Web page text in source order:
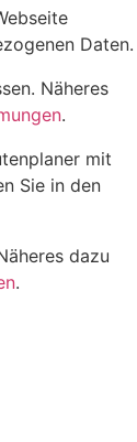
Daten.
Näheres
.
mit
Sie in den
dazu
.